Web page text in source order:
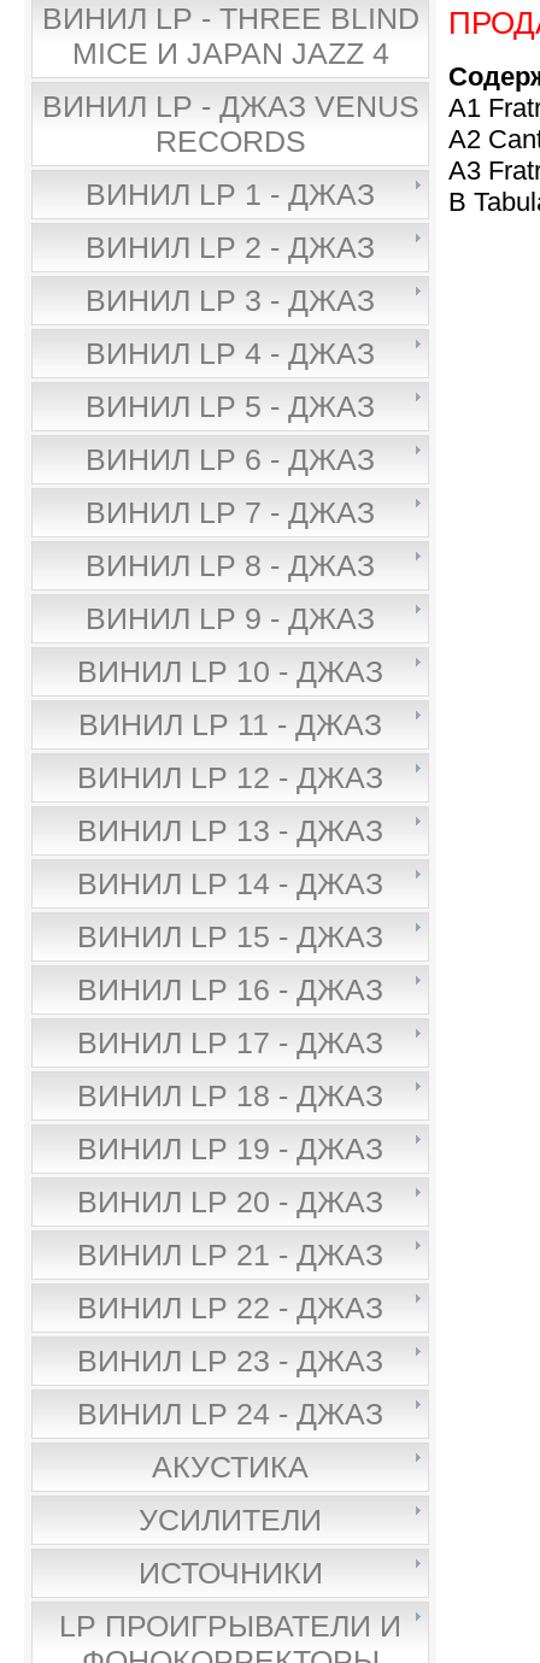
ВИНИЛ LP - THREE BLIND
MICE И JAPAN JAZZ 4
ВИНИЛ LP - ДЖАЗ VENUS
RECORDS
ВИНИЛ LP 1 - ДЖАЗ
ВИНИЛ LP 2 - ДЖАЗ
ВИНИЛ LP 3 - ДЖАЗ
ВИНИЛ LP 4 - ДЖАЗ
ВИНИЛ LP 5 - ДЖАЗ
ВИНИЛ LP 6 - ДЖАЗ
ВИНИЛ LP 7 - ДЖАЗ
ВИНИЛ LP 8 - ДЖАЗ
ВИНИЛ LP 9 - ДЖАЗ
ВИНИЛ LP 10 - ДЖАЗ
ВИНИЛ LP 11 - ДЖАЗ
ВИНИЛ LP 12 - ДЖАЗ
ВИНИЛ LP 13 - ДЖАЗ
ВИНИЛ LP 14 - ДЖАЗ
ВИНИЛ LP 15 - ДЖАЗ
ВИНИЛ LP 16 - ДЖАЗ
ВИНИЛ LP 17 - ДЖАЗ
ВИНИЛ LP 18 - ДЖАЗ
ВИНИЛ LP 19 - ДЖАЗ
ВИНИЛ LP 20 - ДЖАЗ
ВИНИЛ LP 21 - ДЖАЗ
ВИНИЛ LP 22 - ДЖАЗ
ВИНИЛ LP 23 - ДЖАЗ
ВИНИЛ LP 24 - ДЖАЗ
АКУСТИКА
УСИЛИТЕЛИ
ИСТОЧНИКИ
LP ПРОИГРЫВАТЕЛИ И
A1
A2
A3
B